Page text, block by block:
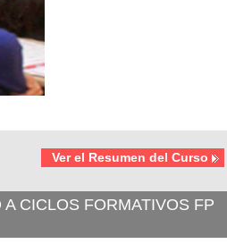
Ver el Resumen del Curso
CICLOS FORMATIVOS FP